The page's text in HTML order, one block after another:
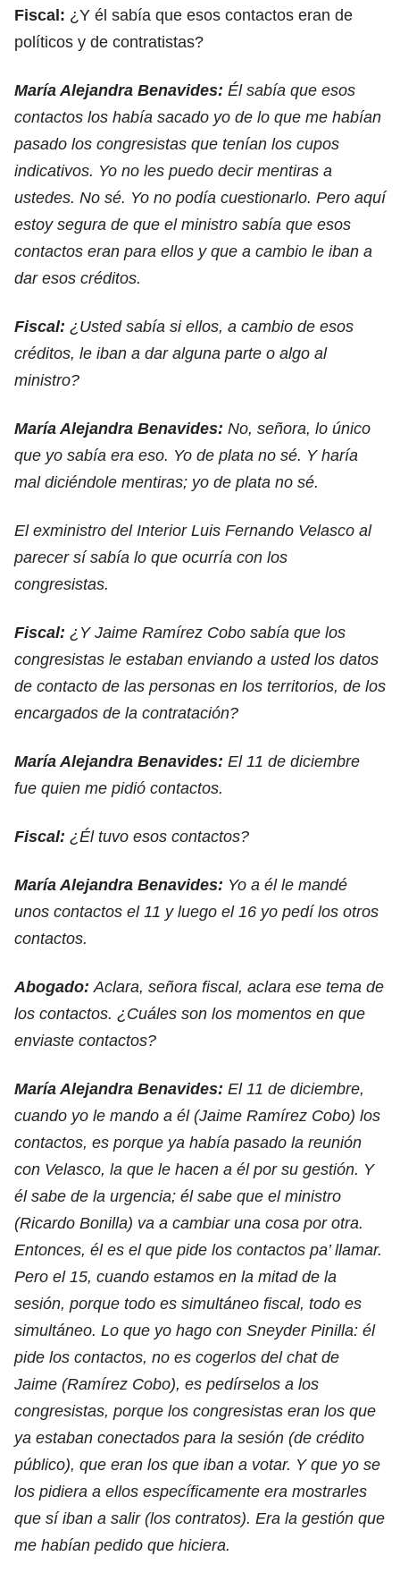
Fiscal: ¿Y él sabía que esos contactos eran de
políticos y de contratistas?
María Alejandra Benavides: Él sabía que esos
contactos los había sacado yo de lo que me habían
pasado los congresistas que tenían los cupos
indicativos. Yo no les puedo decir mentiras a
ustedes. No sé. Yo no podía cuestionarlo. Pero aquí
estoy segura de que el ministro sabía que esos
contactos eran para ellos y que a cambio le iban a
dar esos créditos.
Fiscal: ¿Usted sabía si ellos, a cambio de esos
créditos, le iban a dar alguna parte o algo al
ministro?
María Alejandra Benavides: No, señora, lo único
que yo sabía era eso. Yo de plata no sé. Y haría
mal diciéndole mentiras; yo de plata no sé.
El exministro del Interior Luis Fernando Velasco al
parecer sí sabía lo que ocurría con los
congresistas.
Fiscal: ¿Y Jaime Ramírez Cobo sabía que los
congresistas le estaban enviando a usted los datos
de contacto de las personas en los territorios, de los
encargados de la contratación?
María Alejandra Benavides: El 11 de diciembre
fue quien me pidió contactos.
Fiscal: ¿Él tuvo esos contactos?
María Alejandra Benavides: Yo a él le mandé
unos contactos el 11 y luego el 16 yo pedí los otros
contactos.
Abogado: Aclara, señora fiscal, aclara ese tema de
los contactos. ¿Cuáles son los momentos en que
enviaste contactos?
María Alejandra Benavides: El 11 de diciembre,
cuando yo le mando a él (Jaime Ramírez Cobo) los
contactos, es porque ya había pasado la reunión
con Velasco, la que le hacen a él por su gestión. Y
él sabe de la urgencia; él sabe que el ministro
(Ricardo Bonilla) va a cambiar una cosa por otra.
Entonces, él es el que pide los contactos pa’ llamar.
Pero el 15, cuando estamos en la mitad de la
sesión, porque todo es simultáneo fiscal, todo es
simultáneo. Lo que yo hago con Sneyder Pinilla: él
pide los contactos, no es cogerlos del chat de
Jaime (Ramírez Cobo), es pedírselos a los
congresistas, porque los congresistas eran los que
ya estaban conectados para la sesión (de crédito
público), que eran los que iban a votar. Y que yo se
los pidiera a ellos específicamente era mostrarles
que sí iban a salir (los contratos). Era la gestión que
me habían pedido que hiciera.